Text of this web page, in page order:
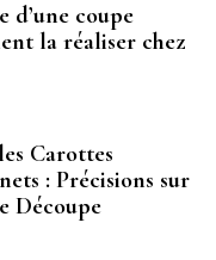
d’une coupe
la réaliser chez
Carottes
: Précisions sur
Découpe